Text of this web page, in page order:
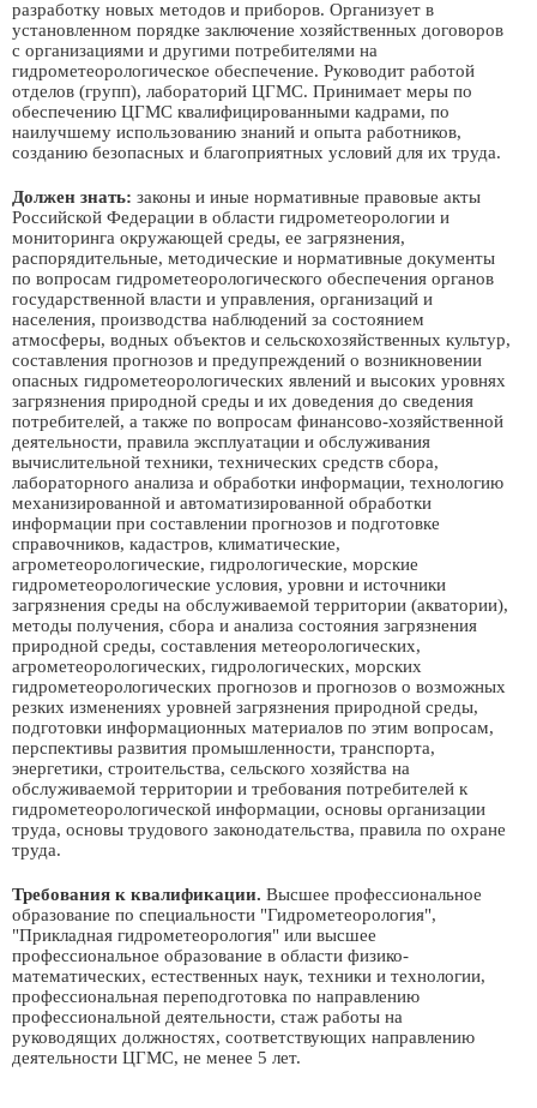
разработку новых методов и приборов. Организует в
установленном порядке заключение хозяйственных договоров
с организациями и другими потребителями на
гидрометеорологическое обеспечение. Руководит работой
отделов (групп), лабораторий ЦГМС. Принимает меры по
обеспечению ЦГМС квалифицированными кадрами, по
наилучшему использованию знаний и опыта работников,
созданию безопасных и благоприятных условий для их труда.
Должен знать: законы и иные нормативные правовые акты
Российской Федерации в области гидрометеорологии и
мониторинга окружающей среды, ее загрязнения,
распорядительные, методические и нормативные документы
по вопросам гидрометеорологического обеспечения органов
государственной власти и управления, организаций и
населения, производства наблюдений за состоянием
атмосферы, водных объектов и сельскохозяйственных культур,
составления прогнозов и предупреждений о возникновении
опасных гидрометеорологических явлений и высоких уровнях
загрязнения природной среды и их доведения до сведения
потребителей, а также по вопросам финансово-хозяйственной
деятельности, правила эксплуатации и обслуживания
вычислительной техники, технических средств сбора,
лабораторного анализа и обработки информации, технологию
механизированной и автоматизированной обработки
информации при составлении прогнозов и подготовке
справочников, кадастров, климатические,
агрометеорологические, гидрологические, морские
гидрометеорологические условия, уровни и источники
загрязнения среды на обслуживаемой территории (акватории),
методы получения, сбора и анализа состояния загрязнения
природной среды, составления метеорологических,
агрометеорологических, гидрологических, морских
гидрометеорологических прогнозов и прогнозов о возможных
резких изменениях уровней загрязнения природной среды,
подготовки информационных материалов по этим вопросам,
перспективы развития промышленности, транспорта,
энергетики, строительства, сельского хозяйства на
обслуживаемой территории и требования потребителей к
гидрометеорологической информации, основы организации
труда, основы трудового законодательства, правила по охране
труда.
Требования к квалификации. Высшее профессиональное
образование по специальности "Гидрометеорология",
"Прикладная гидрометеорология" или высшее
профессиональное образование в области физико-
математических, естественных наук, техники и технологии,
профессиональная переподготовка по направлению
профессиональной деятельности, стаж работы на
руководящих должностях, соответствующих направлению
деятельности ЦГМС, не менее 5 лет.